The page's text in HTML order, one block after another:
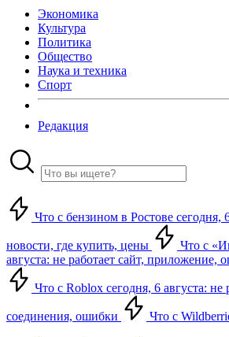
Экономика
Культура
Политика
Общество
Наука и техника
Спорт
Редакция
Что с бензином в Ростове сегодня,
новости, где купить, цены
Что с
августа: не работает сайт, приложение,
Что с Roblox сегодня, 6 августа: не
соединения, ошибки Что с